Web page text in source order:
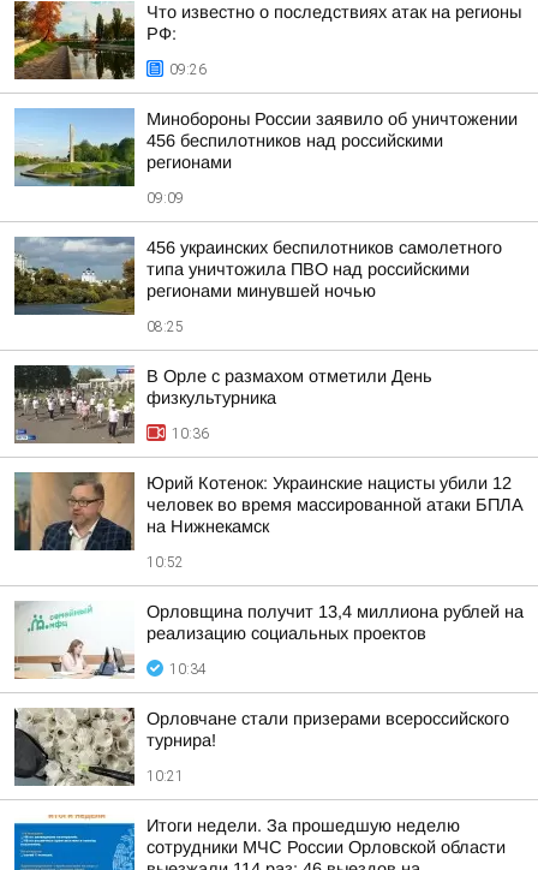
Что известно о последствиях атак на регионы
РФ:
09:26
Минобороны России заявило об уничтожении
456 беспилотников над российскими
регионами
09:09
456 украинских беспилотников самолетного
типа уничтожила ПВО над российскими
регионами минувшей ночью
08:25
В Орле с размахом отметили День
физкультурника
10:36
Юрий Котенок: Украинские нацисты убили 12
человек во время массированной атаки БПЛА
на Нижнекамск
10:52
Орловщина получит 13,4 миллиона рублей на
реализацию социальных проектов
10:34
Орловчане стали призерами всероссийского
турнира!
10:21
Итоги недели. За прошедшую неделю
сотрудники МЧС России Орловской области